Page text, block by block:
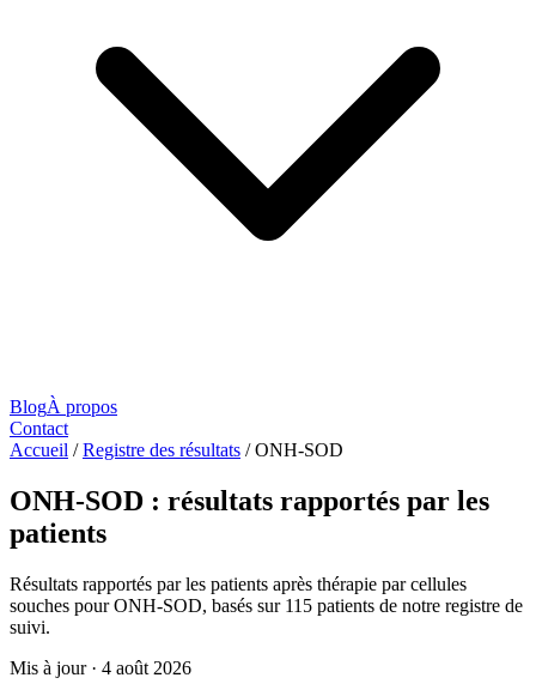
BlogÀ propos
Contact
Accueil / Registre des résultats / ONH-SOD
ONH-SOD : résultats rapportés par les
patients
Résultats rapportés par les patients après thérapie par cellules
souches pour ONH-SOD, basés sur 115 patients de notre registre de
suivi.
Mis à jour · 4 août 2026